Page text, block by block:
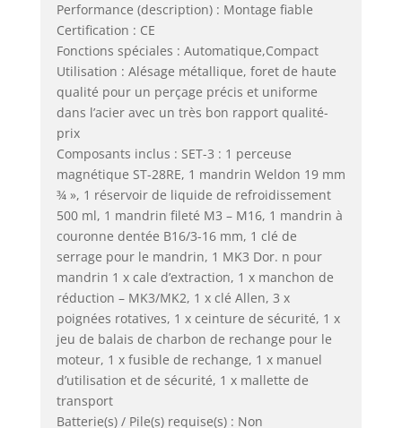
Performance (description) : Montage fiable
Certification : CE
Fonctions spéciales : Automatique,Compact
Utilisation : Alésage métallique, foret de haute
qualité pour un perçage précis et uniforme
dans l’acier avec un très bon rapport qualité-
prix
Composants inclus : SET-3 : 1 perceuse
magnétique ST-28RE, 1 mandrin Weldon 19 mm
¾ », 1 réservoir de liquide de refroidissement
500 ml, 1 mandrin fileté M3 – M16, 1 mandrin à
couronne dentée B16/3-16 mm, 1 clé de
serrage pour le mandrin, 1 MK3 Dor. n pour
mandrin 1 x cale d’extraction, 1 x manchon de
réduction – MK3/MK2, 1 x clé Allen, 3 x
poignées rotatives, 1 x ceinture de sécurité, 1 x
jeu de balais de charbon de rechange pour le
moteur, 1 x fusible de rechange, 1 x manuel
d’utilisation et de sécurité, 1 x mallette de
transport
Batterie(s) / Pile(s) requise(s) : Non